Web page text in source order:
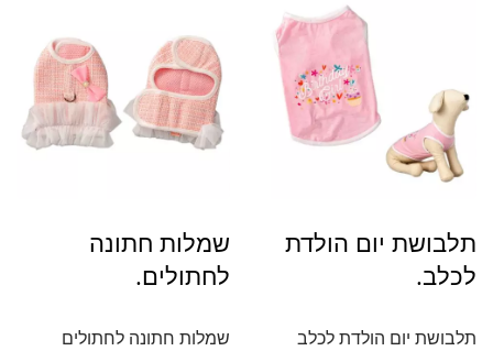
תלבושת יום הולדת
לכלב.
תלבושת יום הולדת לכלב
שמלות חתונה
לחתולים.
שמלות חתונה לחתולים